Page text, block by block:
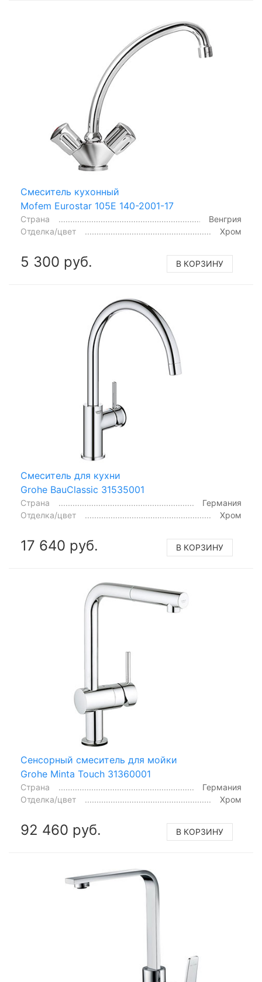
Смеситель кухонный
Mofem Eurostar 105E 140-2001-17
Страна
Венгрия
Отделка/цвет
Хром
5 300 руб. В КОРЗИНУ
Смеситель для кухни
Grohe BauClassic 31535001
Страна
Германия
Отделка/цвет
Хром
17 640 руб. В КОРЗИНУ
Сенсорный смеситель для мойки
Grohe Minta Touch 31360001
Страна
Германия
Отделка/цвет
Хром
92 460 руб. В КОРЗИНУ